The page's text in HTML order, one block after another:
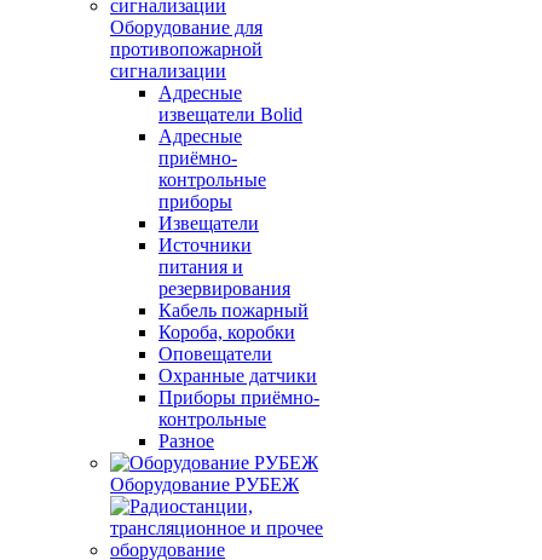
Оборудование для
противопожарной
сигнализации
Адресные
извещатели Bolid
Адресные
приёмно-
контрольные
приборы
Извещатели
Источники
питания и
резервирования
Кабель пожарный
Короба, коробки
Оповещатели
Охранные датчики
Приборы приёмно-
контрольные
Разное
Оборудование РУБЕЖ